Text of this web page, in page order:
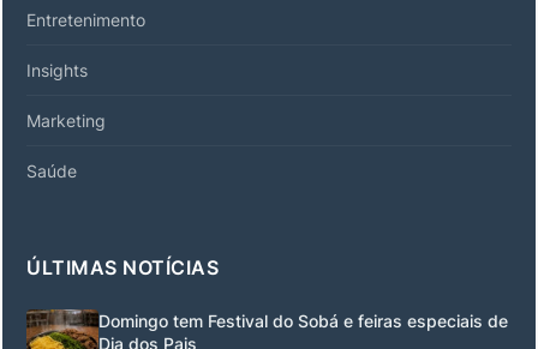
Entretenimento
Insights
Marketing
Saúde
ÚLTIMAS NOTÍCIAS
Domingo tem Festival do Sobá e feiras especiais de
Dia dos Pais